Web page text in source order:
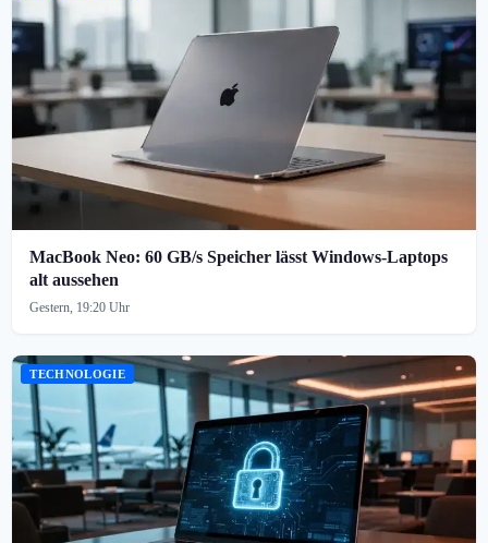
MacBook Neo: 60 GB/s Speicher lässt Windows-Laptops
alt aussehen
Gestern, 19:20 Uhr
TECHNOLOGIE